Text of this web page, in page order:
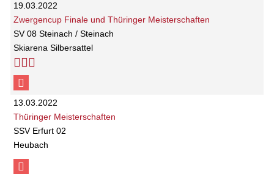
19.03.2022
Zwergencup Finale und Thüringer Meisterschaften
SV 08 Steinach / Steinach
Skiarena Silbersattel
13.03.2022
Thüringer Meisterschaften
SSV Erfurt 02
Heubach